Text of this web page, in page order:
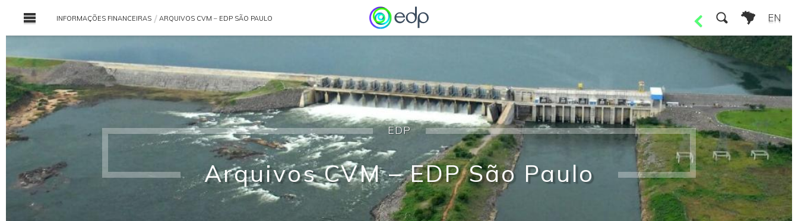
INFORMAÇÕES FINANCEIRAS ARQUIVOS CVM – EDP SÃO PAULO EN
Prospectos
Investimentos
Fatos Relevantes
Laudo de Avaliação
Assembleias
Avisos aos Acionistas
Arquivos CVM – EDP São Paulo
EDP